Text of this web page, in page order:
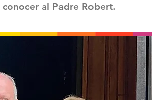
al Padre Robert.